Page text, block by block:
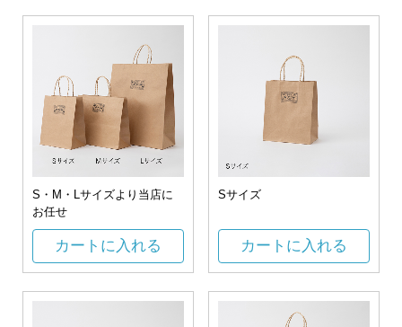
S・M・Lサイズより当店に
お任せ
カートに入れる
Sサイズ
カートに入れる